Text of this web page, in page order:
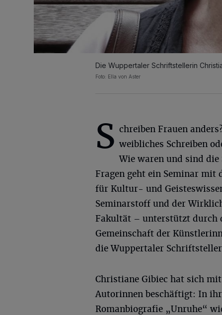
Die Wuppertaler Schriftstellerin
Foto: Ella von Aster
S chreiben Frauen
weibliches Schreiben
Wie waren und sind die
Fragen geht ein Seminar
für Kultur- und
Seminarstoff und der
Fakultät – unterstützt durch
Gemeinschaft der
die Wuppertaler
Christiane Gibiec hat sich
Autorinnen beschäftigt: In
Romanbiografie „Unruhe“